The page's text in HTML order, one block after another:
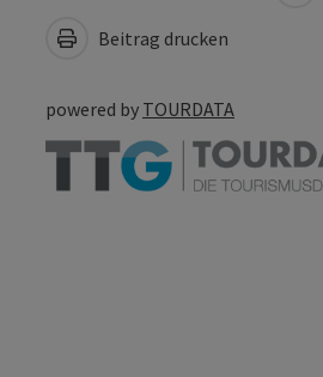
Beitrag drucken
powered by TOURDATA